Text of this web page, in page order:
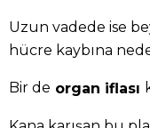
Uzun vadede ise
hücre kaybına
Bir de organ iflası